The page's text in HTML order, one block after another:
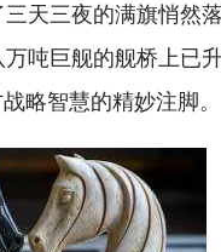
天三夜的满旗悄然
吨巨舰的舰桥上已
略智慧的精妙注脚。